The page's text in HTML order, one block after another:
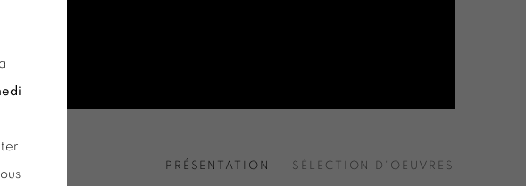
PRÉSENTATION SÉLECTION D'OEUVRES